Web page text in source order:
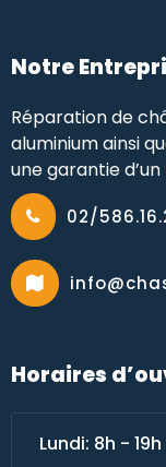
Notre
Réparation de
aluminium ainsi
une garantie
02/
Horaires
Lundi: 8h - 19h